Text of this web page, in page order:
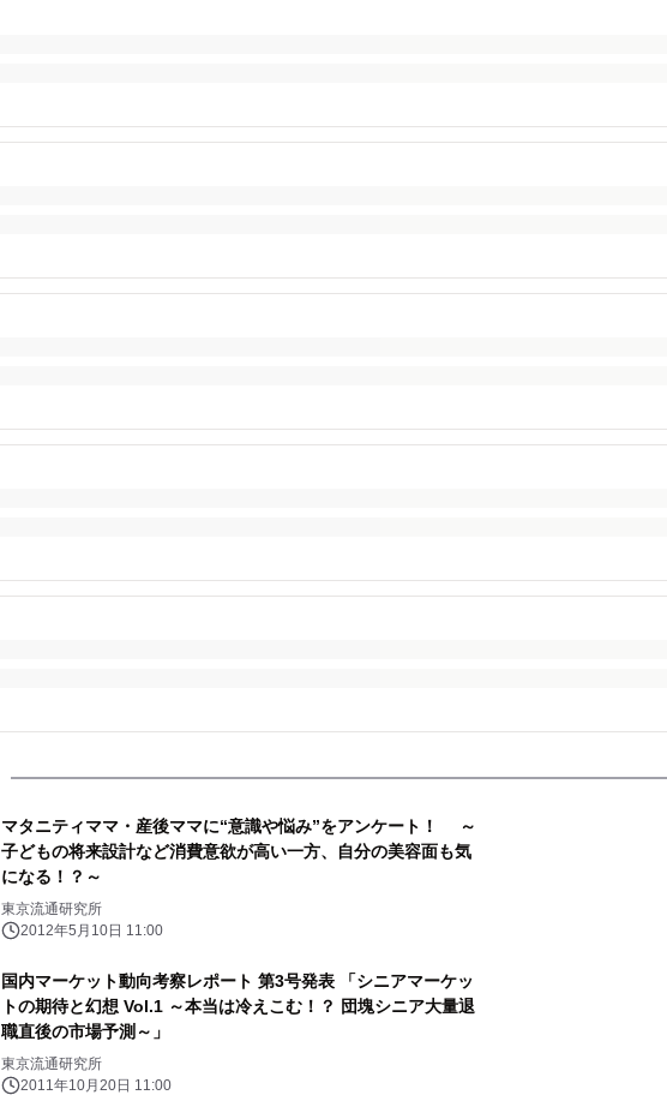
マタニティママ・産後ママに“意識や悩み”をアンケート！ ～
子どもの将来設計など消費意欲が高い一方、自分の美容面も気
になる！？～
東京流通研究所
2012年5月10日 11:00
国内マーケット動向考察レポート 第3号発表 「シニアマーケッ
トの期待と幻想 Vol.1 ～本当は冷えこむ！？ 団塊シニア大量退
職直後の市場予測～」
東京流通研究所
2011年10月20日 11:00